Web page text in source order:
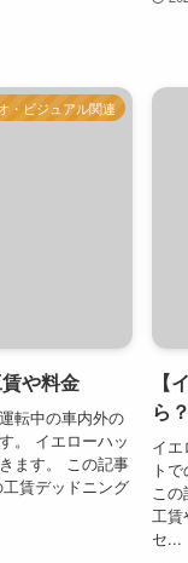
・ビジュアル関連
や料金
転中の車内外の
。 イエローハッ
ます。 この記事
賃デッドニング
【
ら？
イ
ト
こ
工賃
セ...